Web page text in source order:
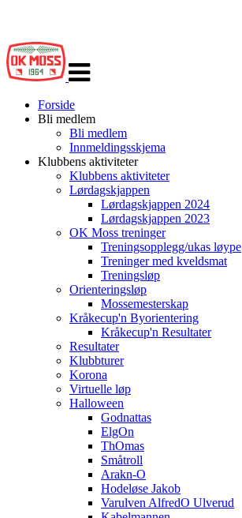
navigasjon
Forside
Bli medlem
Bli medlem
Innmeldingsskjema
Klubbens aktiviteter
Klubbens aktiviteter
Lørdagskjappen
Lørdagskjappen 2024
Lørdagskjappen 2023
OK Moss treninger
Treningsopplegg/ukas løype
Treninger med kveldsmat
Treningsløp
Orienteringsløp
Mossemesterskap
Kråkecup'n Byorientering
Kråkecup'n Resultater
Resultater
Klubbturer
Korona
Virtuelle løp
Halloween
Godnattas
ElgOn
ThOmas
Småtroll
Arakn-O
Hodeløse Jakob
Varulven AlfredO Ulverud